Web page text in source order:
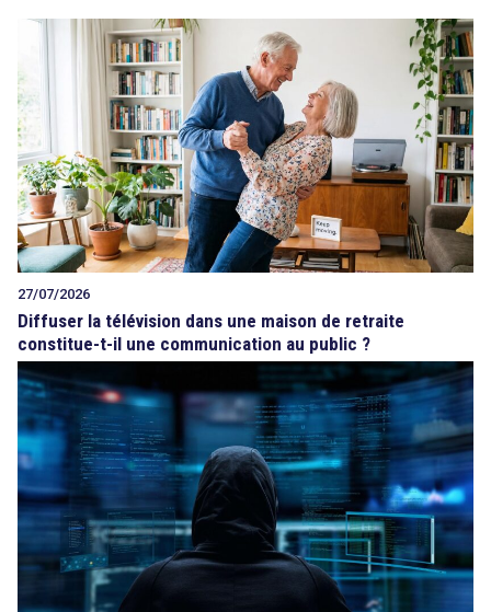
27/07/2026
Diffuser la télévision dans une maison de retraite
constitue-t-il une communication au public ?